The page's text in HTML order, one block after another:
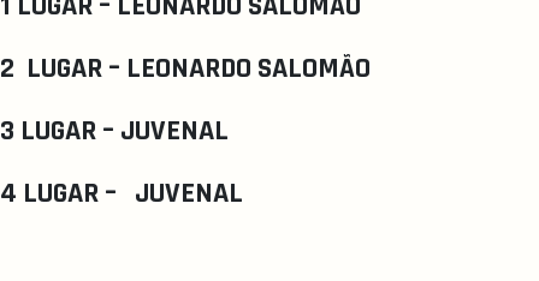
2 LUGAR – LEONARDO SALOMÃO
3 LUGAR – JUVENAL
4 LUGAR – JUVENAL